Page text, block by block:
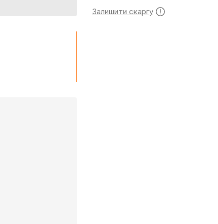
Залишити скаргу